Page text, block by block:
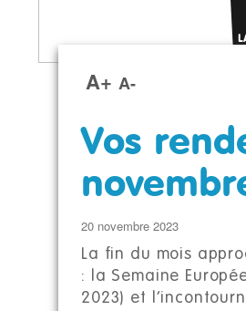
A+ A-
Vos
20 novembre 2023
La fin du mois
: la Semaine
2023) et